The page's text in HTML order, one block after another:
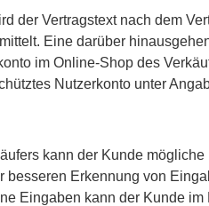
der Vertragstext nach dem
Eine darüber
im Online-Shop des
Nutzerkonto unter
kann der Kunde
Erkennung von
Eingaben kann der Kunde